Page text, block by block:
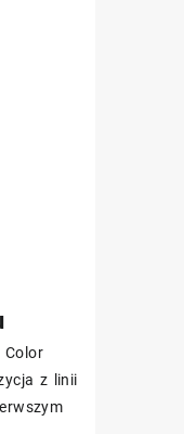
Color
z linii